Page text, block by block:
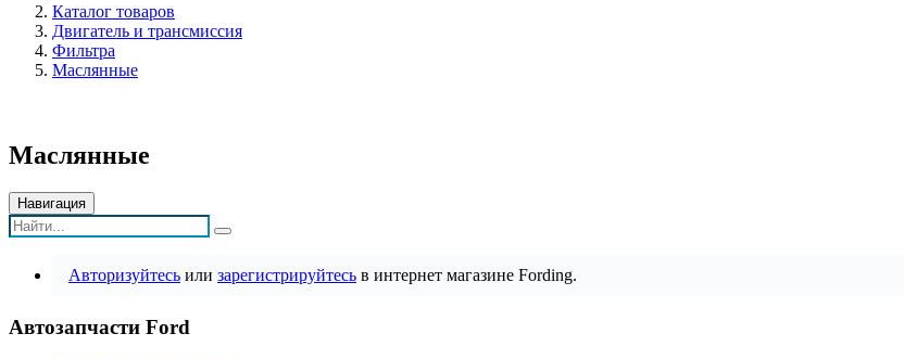
Каталог товаров
Двигатель и трансмиссия
Фильтра
Маслянные
Маслянные
Навигация
Авторизуйтесь или зарегистрируйтесь в интернет магазине Fording.
Автозапчасти Ford